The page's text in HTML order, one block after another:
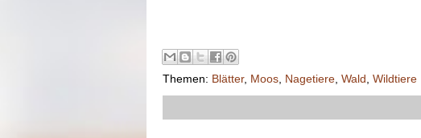
Themen: Blätter, Moos Nagetiere Wald Wildtiere